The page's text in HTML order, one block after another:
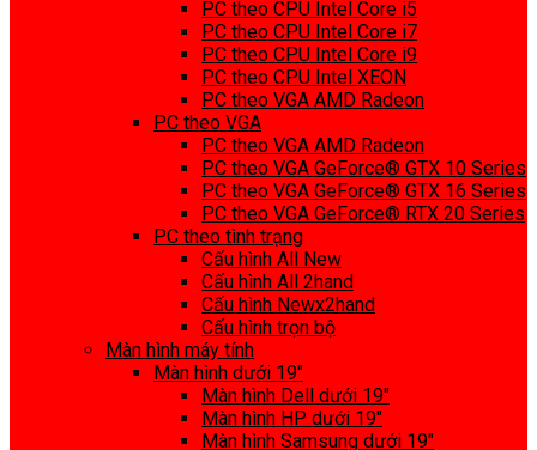
PC theo CPU Intel Core i5
PC theo CPU Intel Core i7
PC theo CPU Intel Core i9
PC theo CPU Intel XEON
PC theo VGA AMD Radeon
PC theo VGA
PC theo VGA AMD Radeon
PC theo VGA GeForce® GTX 10 Series
PC theo VGA GeForce® GTX 16 Series
PC theo VGA GeForce® RTX 20 Series
PC theo tình trạng
Cấu hình All New
Cấu hình All 2hand
Cấu hình Newx2hand
Cấu hình trọn bộ
Màn hình máy tính
Màn hình dưới 19″
Màn hình Dell dưới 19″
Màn hình HP dưới 19″
Màn hình Samsung dưới 19″